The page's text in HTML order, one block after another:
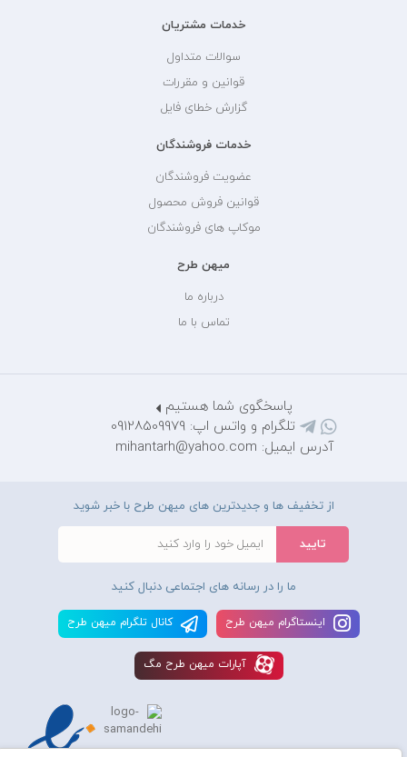
خدمات مشتریان
سوالات متداول
قوانین و مقررات
گزارش خطای فایل
خدمات فروشندگان
عضویت فروشندگان
قوانین فروش محصول
موکاپ های فروشندگان
میهن طرح
درباره ما
تماس با ما
پاسخگوی شما هستیم
تلگرام و واتس اپ: 09128509979
آدرس ایمیل: mihantarh@yahoo.com
از تخفیف ها و جدیدترین های میهن طرح با خبر شوید
ما را در رسانه های اجتماعی دنبال کنید
اينستاگرام ميهن طرح کانال تلگرام ميهن طرح
آپارات ميهن طرح مگ